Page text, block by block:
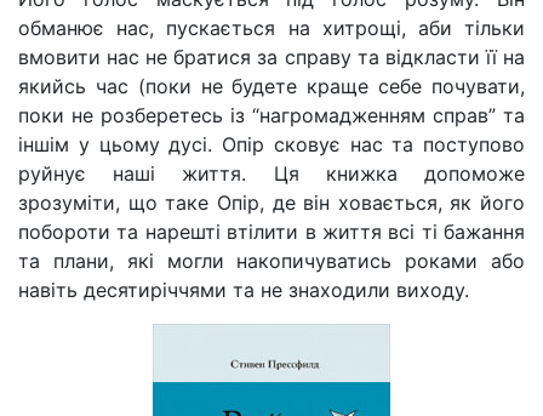
обманює нас, пускається на хитрощі, аби тільки
вмовити нас не братися за справу та відкласти її на
якийсь час (поки не будете краще себе почувати,
поки не розберетесь із “нагромадженням справ” та
іншім у цьому дусі. Опір сковує нас та поступово
руйнує наші життя. Ця книжка допоможе
зрозуміти, що таке Опір, де він ховається, як його
побороти та нарешті втілити в життя всі ті бажання
та плани, які могли накопичуватись роками або
навіть десятиріччями та не знаходили виходу.